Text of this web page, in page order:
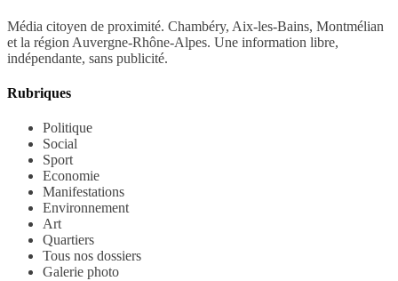
Média citoyen de proximité. Chambéry, Aix-les-Bains, Montmélian
et la région Auvergne-Rhône-Alpes. Une information libre,
indépendante, sans publicité.
Rubriques
Politique
Social
Sport
Economie
Manifestations
Environnement
Art
Quartiers
Tous nos dossiers
Galerie photo